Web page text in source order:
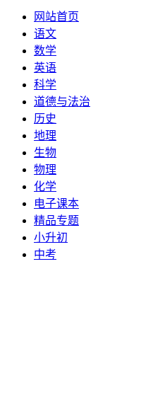
网站首页
语文
数学
英语
科学
道德与法治
历史
地理
生物
物理
化学
电子课本
精品专题
小升初
中考